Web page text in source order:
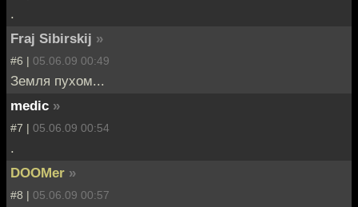
.
Fraj Sibirskij »
#6 | 05.06.09 00:49
Земля пухом...
medic »
#7 | 05.06.09 00:54
.
DOOMer »
#8 | 05.06.09 00:57